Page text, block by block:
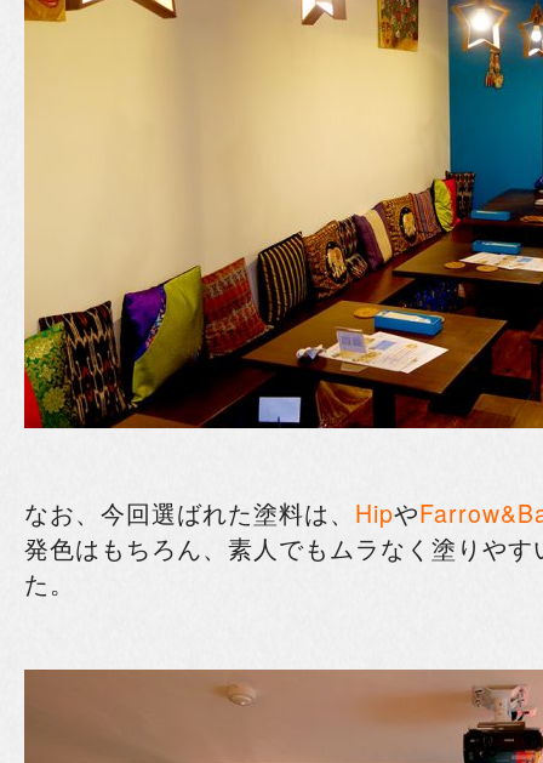
なお、今回選ばれた塗料は、 Hipや
発色はもちろん、素人でもムラなく塗りや
た。